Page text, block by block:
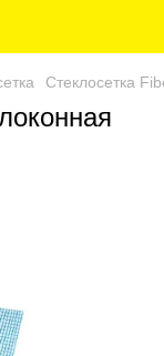
Стеклосетка